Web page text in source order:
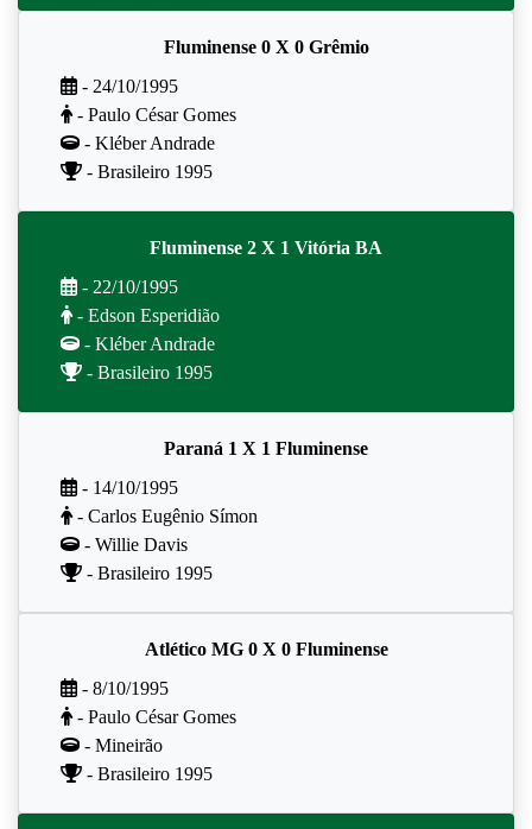
Fluminense 0 X 0 Grêmio
- 24/10/1995
- Paulo César Gomes
- Kléber Andrade
- Brasileiro 1995
Fluminense 2 X 1 Vitória BA
- 22/10/1995
- Edson Esperidião
- Kléber Andrade
- Brasileiro 1995
Paraná 1 X 1 Fluminense
- 14/10/1995
- Carlos Eugênio Símon
- Willie Davis
- Brasileiro 1995
Atlético MG 0 X 0 Fluminense
- 8/10/1995
- Paulo César Gomes
- Mineirão
- Brasileiro 1995